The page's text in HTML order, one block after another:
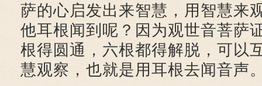
萨的心启发出来智慧，用智慧来
他耳根闻到呢？因为观世音菩萨
根得圆通，六根都得解脱，可以
慧观察，也就是用耳根去闻音声